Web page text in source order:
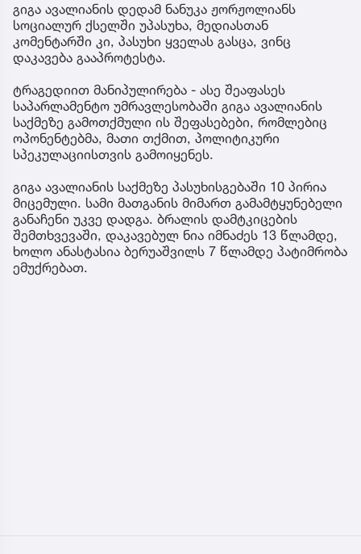
გიგა ავალიანის დედამ ნანუკა ჟორჟოლიანს
სოციალურ ქსელში უპასუხა, მედიასთან
კომენტარში კი, პასუხი ყველას გასცა, ვინც
დაკავება გააპროტესტა.
ტრაგედიით მანიპულირება - ასე შეაფასეს
საპარლამენტო უმრავლესობაში გიგა ავალიანის
საქმეზე გამოთქმული ის შეფასებები, რომლებიც
ოპონენტებმა, მათი თქმით, პოლიტიკური
სპეკულაციისთვის გამოიყენეს.
გიგა ავალიანის საქმეზე პასუხისგებაში 10 პირია
მიცემული. სამი მათგანის მიმართ გამამტყუნებელი
განაჩენი უკვე დადგა. ბრალის დამტკიცების
შემთხვევაში, დაკავებულ ნია იმნაძეს 13 წლამდე,
ხოლო ანასტასია ბერუაშვილს 7 წლამდე პატიმრობა
ემუქრებათ.